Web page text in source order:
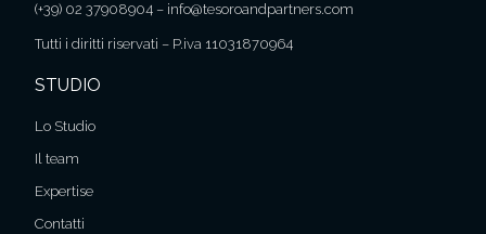
(+39) 02 37908904 – info@tesoroandpartners.com
Tutti i diritti riservati – P.iva 11031870964
STUDIO
Lo Studio
Il team
Expertise
Contatti